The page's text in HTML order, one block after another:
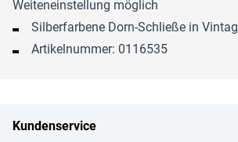
Weiteneinstellung möglich
Silberfarbene Dorn-Schließe in
Artikelnummer: 0116535
Kundenservice